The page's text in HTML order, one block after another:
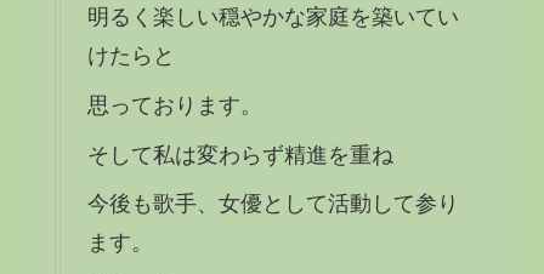
明るく楽しい穏やかな家庭を築いてい
けたらと
思っております。
そして私は変わらず精進を重ね
今後も歌手、女優として活動して参り
ます。